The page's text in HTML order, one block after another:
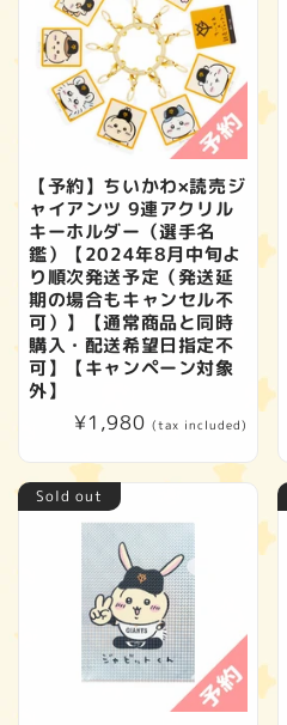
【予約】ちいかわ×読売ジ
ャイアンツ 9連アクリル
キーホルダー（選手名
鑑）【2024年8月中旬よ
り順次発送予定（発送延
期の場合もキャンセル不
可）】【通常商品と同時
購入・配送希望日指定不
可】【キャンペーン対象
外】
Regular
¥1,980 (tax included)
Sold out